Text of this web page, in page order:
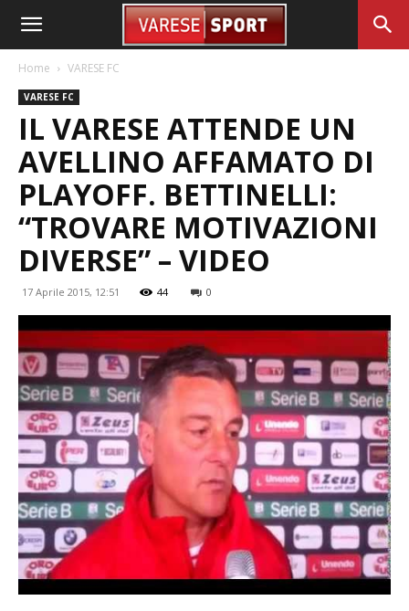
Home VARESE FC
VARESE FC
IL VARESE ATTENDE UN
AVELLINO AFFAMATO DI
PLAYOFF. BETTINELLI:
“TROVARE MOTIVAZIONI
DIVERSE” – VIDEO
17 Aprile 2015, 12:51 44 0